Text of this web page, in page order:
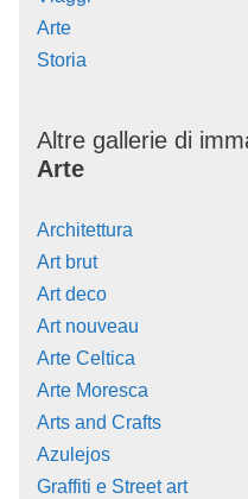
Arte
Storia
Altre gallerie di
Arte
Architettura
Art brut
Art deco
Art nouveau
Arte Celtica
Arte Moresca
Arts and Crafts
Azulejos
Graffiti e Street art